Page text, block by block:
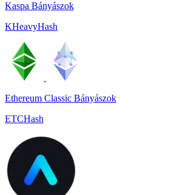
Kaspa Bányászok
KHeavyHash
Ethereum Classic Bányászok
ETCHash